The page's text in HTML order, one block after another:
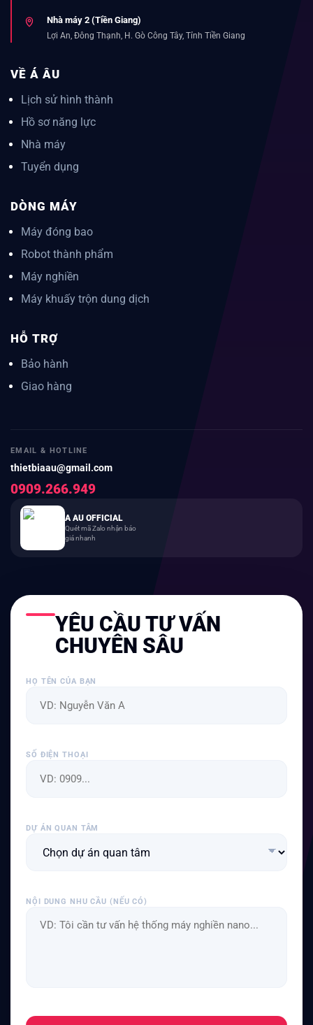
Nhà máy 2 (Tiền Giang)
Lợi An, Đông Thạnh, H. Gò Công Tây, Tỉnh Tiền Giang
VỀ Á ÂU
Lịch sử hình thành
Hồ sơ năng lực
Nhà máy
Tuyển dụng
DÒNG MÁY
Máy đóng bao
Robot thành phẩm
Máy nghiền
Máy khuấy trộn dung dịch
HỖ TRỢ
Bảo hành
Giao hàng
EMAIL & HOTLINE
thietbiaau@gmail.com
0909.266.949
A AU OFFICIAL
Quét mã Zalo nhận báo
giá nhanh
YÊU CẦU TƯ VẤN
CHUYÊN SÂU
HỌ TÊN CỦA BẠN
SỐ ĐIỆN THOẠI
DỰ ÁN QUAN TÂM
NỘI DUNG NHU CẦU (NẾU CÓ)